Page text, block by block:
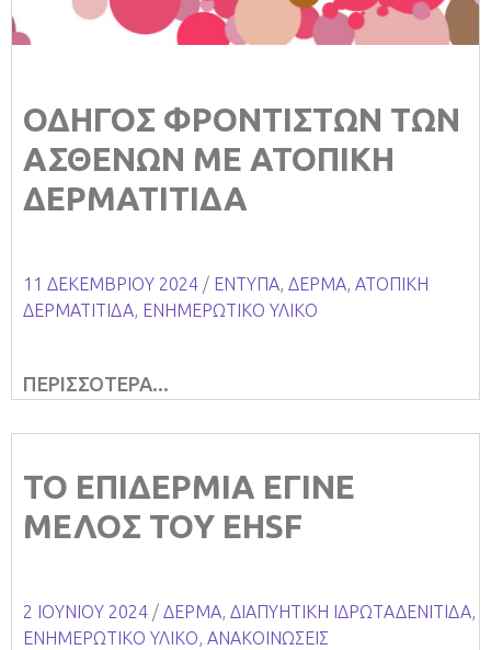
ΟΔΗΓΟΣ ΦΡΟΝΤΙΣΤΩΝ ΤΩΝ
ΑΣΘΕΝΩΝ ΜΕ ΑΤΟΠΙΚΗ
ΔΕΡΜΑΤΙΤΙΔΑ
11 ΔΕΚΕΜΒΡΊΟΥ 2024 / ΕΝΤΥΠΑ, ΔΕΡΜΑ, ΑΤΟΠΙΚΗ
ΔΕΡΜΑΤΙΤΙΔΑ, ΕΝΗΜΕΡΩΤΙΚΟ ΥΛΙΚΟ
ΠΕΡΙΣΣΟΤΕΡΑ...
ΤΟ ΕΠΙΔΕΡΜΙΑ ΕΓΙΝΕ
ΜΕΛΟΣ ΤΟΥ EHSF
2 ΙΟΥΝΊΟΥ 2024 / ΔΕΡΜΑ, ΔΙΑΠΥΗΤΙΚΗ ΙΔΡΩTΑΔΕΝΙΤΙΔΑ,
ΕΝΗΜΕΡΩΤΙΚΟ ΥΛΙΚΟ, ΑΝΑΚΟΙΝΩΣΕΙΣ